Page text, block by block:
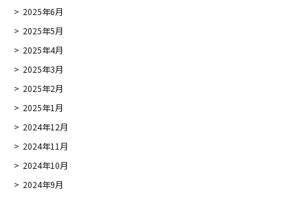
2025年6月
2025年5月
2025年4月
2025年3月
2025年2月
2025年1月
2024年12月
2024年11月
2024年10月
2024年9月